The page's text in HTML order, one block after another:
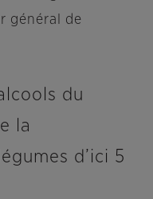
général de
du
la
d’ici 5